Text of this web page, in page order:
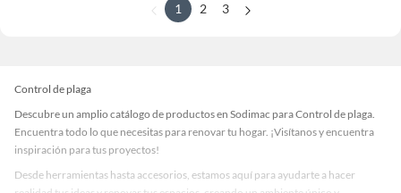
1 2 3
Control de plaga
Descubre un amplio catálogo de productos en Sodimac para Control de plaga.
Encuentra todo lo que necesitas para renovar tu hogar. ¡Visítanos y encuentra
inspiración para tus proyectos!
Desde herramientas hasta accesorios, estamos aquí para ayudarte a hacer